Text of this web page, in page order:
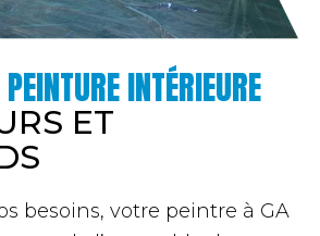
INTÉRIEURE
ET
besoins, votre peintre à GA